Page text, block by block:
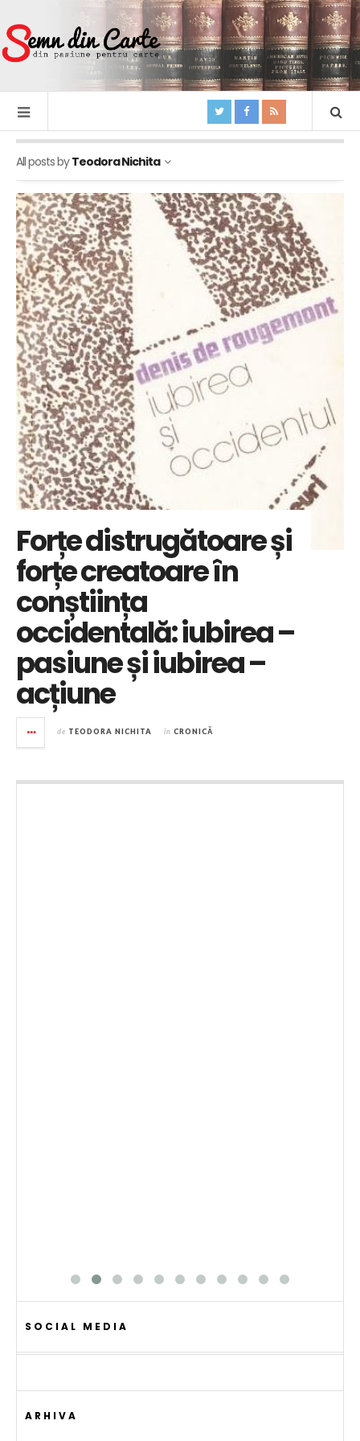
All posts byTeodora Nichita
Forțe distrugătoare și
forțe creatoare în
conștiința
occidentală: iubirea –
pasiune și iubirea –
acțiune
de TEODORA NICHITA în CRONICĂ
SOCIAL MEDIA
ARHIVA